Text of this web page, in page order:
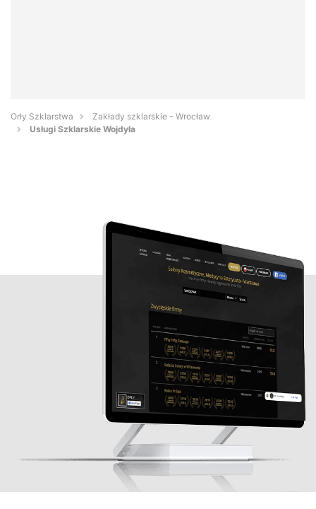
Orły Szklarstwa
Zakłady szklarskie - Wrocław
Usługi Szklarskie Wojdyła